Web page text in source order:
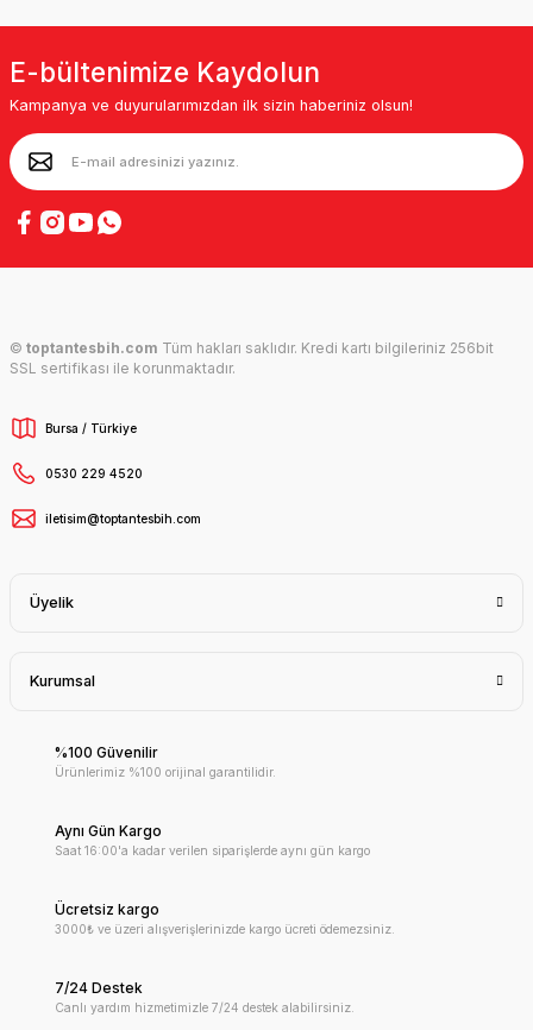
E-bültenimize Kaydolun
Kampanya ve duyurularımızdan ilk sizin haberiniz olsun!
© toptantesbih.com Tüm hakları saklıdır. Kredi kartı bilgileriniz 256bit
SSL sertifikası ile korunmaktadır.
Bursa / Türkiye
0530 229 4520
iletisim@toptantesbih.com
Üyelik
Kurumsal
%100 Güvenilir
Ürünlerimiz %100 orijinal garantilidir.
Aynı Gün Kargo
Saat 16:00'a kadar verilen siparişlerde aynı gün kargo
Ücretsiz kargo
3000₺ ve üzeri alışverişlerinizde kargo ücreti ödemezsiniz.
7/24 Destek
Canlı yardım hizmetimizle 7/24 destek alabilirsiniz.